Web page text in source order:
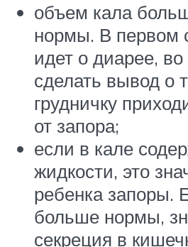
объем кала
нормы. В первом
идет о диарее,
сделать вывод о
грудничку
от запора;
если в кале
жидкости, это
ребенка запоры.
больше нормы,
секреция в